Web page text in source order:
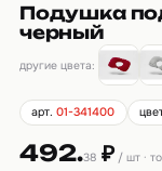
Подушка
черный
другие цвета:
арт.01-341400
492.38₽/ шт ·